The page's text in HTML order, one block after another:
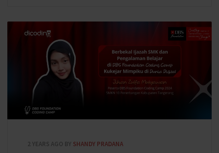
2 YEARS AGO BY SHANDY PRADANA